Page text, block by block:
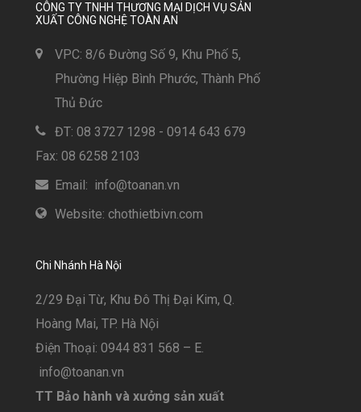
CÔNG TY TNHH THƯƠNG MẠI DỊCH VỤ SẢN
XUẤT CÔNG NGHỆ TOÀN AN
VPC: 8/6 Đường Số 9, Khu Phố 5,
Phường Hiệp Bình Phước, Thành Phố
Thủ Đức
ĐT: 08 3727 1298 - 0914 643 679
Fax: 08 6258 2103
Email: info@toanan.vn
Website: chothietbivn.com
Chi Nhánh Hà Nội
2/29 Đại Từ, Khu Đô Thị Đại Kim, Q.
Hoàng Mai, TP. Hà Nội
Điện Thoại: 0944 831 568 – E.
info@toanan.vn
TT Bảo hành và xưởng sản xuất